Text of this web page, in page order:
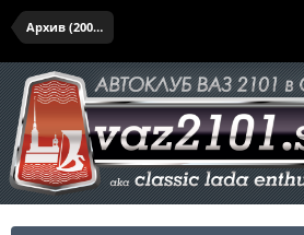
Архив (2005-2017)